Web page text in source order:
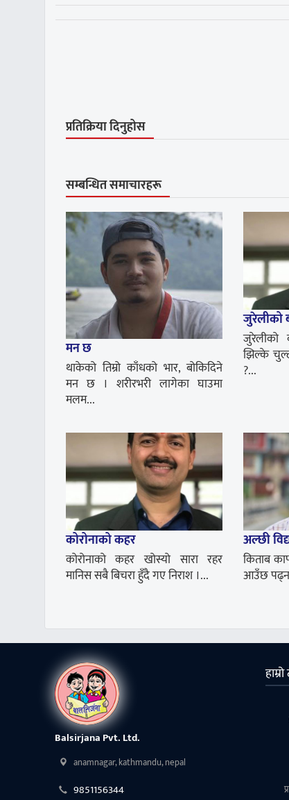
प्रतिक्रिया दिनुहोस
सम्बन्धित समाचारहरू
मन छ
थाकेको तिम्रो काँधको भार, बोकिदिने
मन छ । शरीरभरी लागेका घाउमा
मलम...
जुरेलीको
झिल्के
?...
कोरोनाको कहर
कोरोनाको कहर खोस्यो सारा रहर
मानिस सबै बिचरा हुँदै गए निराश ।...
अल्छी
किताब
आउँछ पढ्न
Balsirjana Pvt. Ltd.
anamnagar, kathmandu, nepal
9851156344